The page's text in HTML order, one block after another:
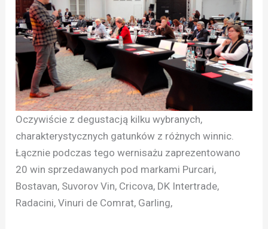
Oczywiście z degustacją kilku wybranych,
charakterystycznych gatunków z różnych winnic.
Łącznie podczas tego wernisażu zaprezentowano
20 win sprzedawanych pod markami Purcari,
Bostavan, Suvorov Vin, Cricova, DK Intertrade,
Radacini, Vinuri de Comrat, Garling,